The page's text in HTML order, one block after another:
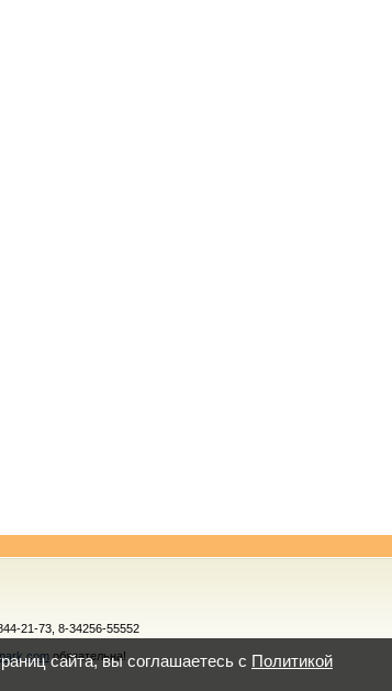
21-73, 8-34256-55552
обязательна!
сайта, вы соглашаетесь с Политикой